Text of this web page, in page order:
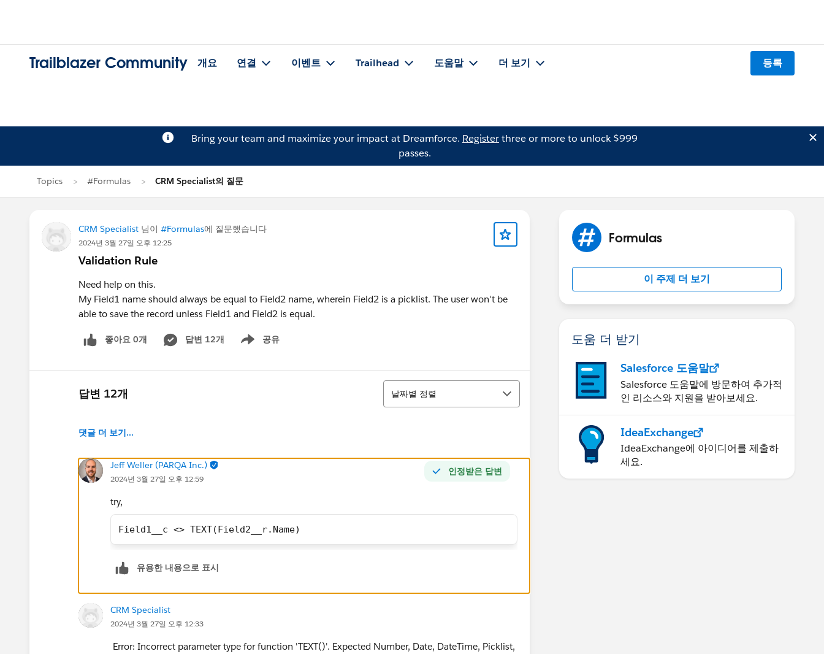
Trailblazer Community 개요 연결 이벤트 Trailhead 도움말 더 보기 등록
Bring your team and maximize your impact at Dreamforce. Registerthree or more to unlock $999
passes.
Topics #Formulas CRM Specialist의 질문
CRM Specialist 님이 #Formulas에 질문했습니다
2024년 3월 27일 오후 12:25
Validation Rule
Need help on this.
My Field1 name should always be equal to Field2 name, wherein Field2 is a picklist. The user won't be
able to save the record unless Field1 and Field2 is equal.
좋아요 0개 답변 12개 공유
Show menu
답변 12개
정렬
날짜별 정렬
댓글 더 보기...
인정받은 답변
Jeff Weller (PARQA Inc.)
2024년 3월 27일 오후 12:59
try,
Field1__c <> TEXT(Field2__r.Name)
유용한 내용으로 표시
CRM Specialist
2024년 3월 27일 오후 12:33
Error: Incorrect parameter type for function 'TEXT()'. Expected Number, Date, DateTime, Picklist,
Formulas
이 주제 더 보기
도움 더 받기
Salesforce 도움말
Salesforce 도움말에 방문하여 추가적
인 리소스와 지원을 받아보세요.
IdeaExchange
IdeaExchange에 아이디어를 제출하
세요.